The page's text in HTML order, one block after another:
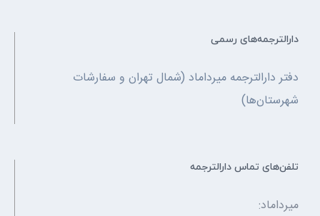
دارالترجمه‌های رسمی
دفتر دارالترجمه میرداماد (شمال تهران و سفارشات
شهرستان‌ها)
تلفن‌های تماس دارالترجمه
میرداماد: